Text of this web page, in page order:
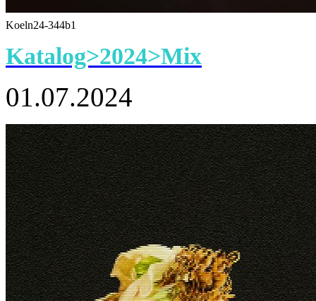
Koeln24-344b1
Katalog>2024>Mix
01.07.2024